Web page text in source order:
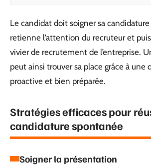
Le candidat doit soigner sa candidature
retienne l’attention du recruteur et
vivier de recrutement de l’entreprise.
peut ainsi trouver sa place grâce à une
proactive et bien préparée.
Stratégies efficaces pour
candidature spontanée
Soigner la présentation